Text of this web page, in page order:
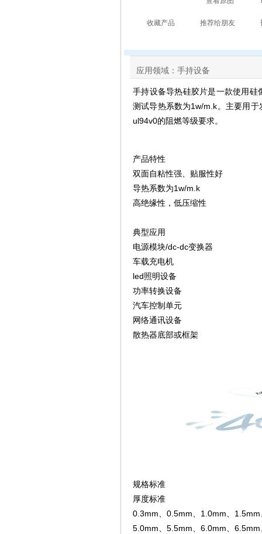
应用领域：手持设备
手持设备导热硅胶片是一款使用硅
测试导热系数为1w/m.k。主要用
ul94v0的阻燃等级要求。
产品特性
双面自粘性强、贴服性好
导热系数为1w/m.k
高绝缘性，低压缩性
典型应用
电源模块/dc-dc变换器
车载充电机
led照明设备
功率转换设备
汽车控制单元
网络通讯设备
散热器底部或框架
规格标准
厚度标准
0.3mm、0.5mm、1.0mm、
5.0mm、5.5mm、6.0mm、